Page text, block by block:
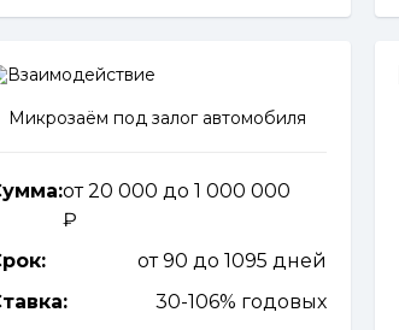
Микрозаём под залог автомобиля
от 20 000 до 1 000 000
от 90 до 1095 дней
30-106% годовых